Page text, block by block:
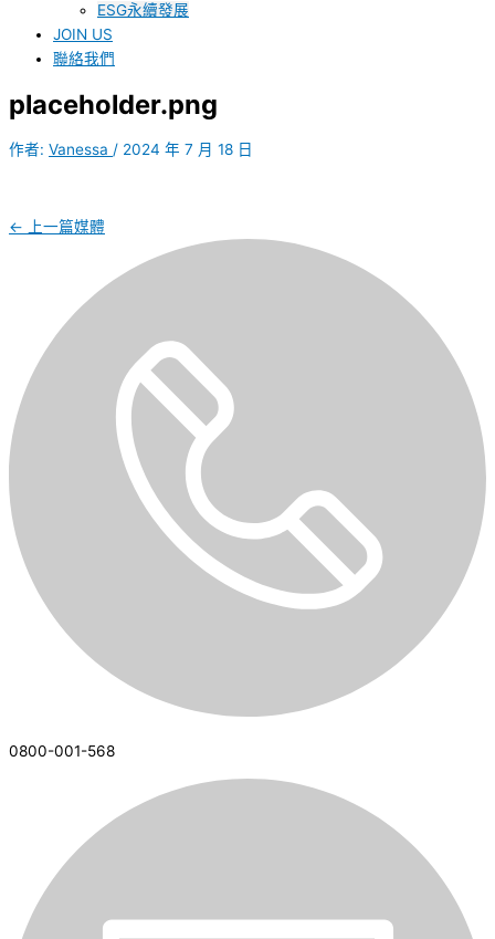
ESG永續發展
JOIN US
聯絡我們
placeholder.png
作者: Vanessa / 2024 年 7 月 18 日
← 上一篇媒體
0800-001-568